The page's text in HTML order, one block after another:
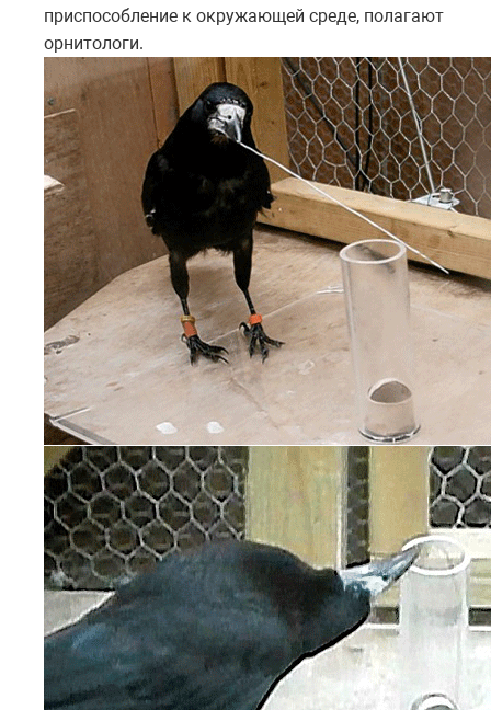
приспособление к окружающей среде, полагают
орнитологи.